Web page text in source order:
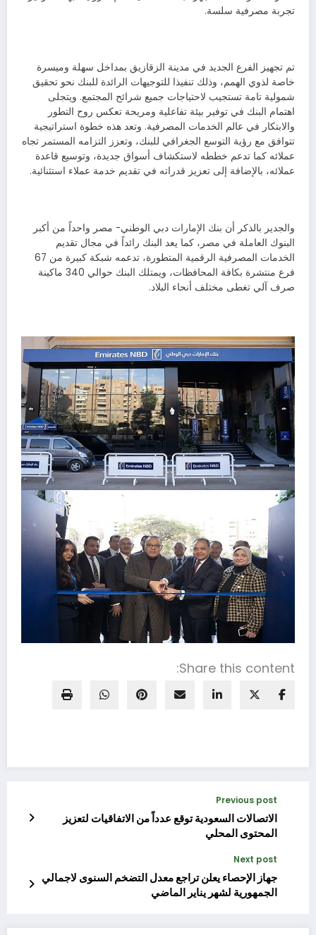
تجربة مصرفية سلسة.
تم تجهيز الفرع الجديد في مدينة الزقازيق بمداخل سهلة وميسرة
خاصة لذوي الهمم، وذلك تنفيذا للتوجيهات الرائدة للبنك نحو تحقيق
شمولية تامة تستجيب لاحتياجات جميع شرائح المجتمع. ويتجلى
اهتمام البنك في توفير بيئة تفاعلية ومريحة تعكس روح التطور
والابتكار في عالم الخدمات المصرفية. وتعد هذه خطوة استراتيجية
تتوافق مع رؤية التوسع الجغرافي للبنك، وتعزز التزامه المستمر تجاه
عملائه كما تدعم خططه لاستكشاف أسواق جديدة، وتوسيع قاعدة
عملائه، بالإضافة إلى تعزيز قدراته في تقديم خدمة عملاء استثنائية.
والجدير بالذكر أن بنك الإمارات دبي الوطني- مصر واحداً من أكبر
البنوك العاملة في مصر، كما يعد البنك رائداً في مجال تقديم
الخدمات المصرفية الرقمية المتطورة، تدعمه شبكة كبيرة من 67
فرع منتشرة بكافة المحافظات، ويمتلك البنك حوالي 340 ماكينة
صرف آلي تغطى مختلف أنحاء البلاد.
Share this content:
Previous post
الاتصالات السعودية توقع عدداً من الاتفاقيات لتعزيز
المحتوى المحلي
Next post
جهاز الإحصاء يعلن تراجع معدل التضخم السنوى لاجمالي
الجمهورية لشهر يناير الماضي